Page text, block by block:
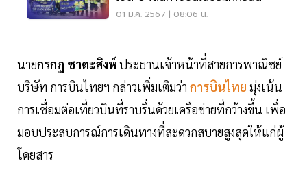
01 ม.ค. 2567 | 08:06 น.
นายกรกฏ ชาตะสิงห์ ประธานเจ้าหน้าที่สายการพาณิชย์
บริษัท การบินไทยฯ กล่าวเพิ่มเติมว่า การบินไทย มุ่งเน้น
การเชื่อมต่อเที่ยวบินที่ราบรื่นด้วยเครือข่ายที่กว้างขึ้น เพื่อ
มอบประสบการณ์การเดินทางที่สะดวกสบายสูงสุดให้แก่ผู้
โดยสาร